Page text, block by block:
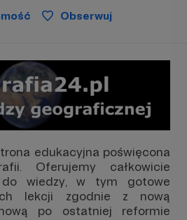
Obserwuj
edukacyjna poświęcona
Oferujemy całkowicie
wiedzy, w tym gotowe
lekcji zgodnie z nową
po ostatniej reformie